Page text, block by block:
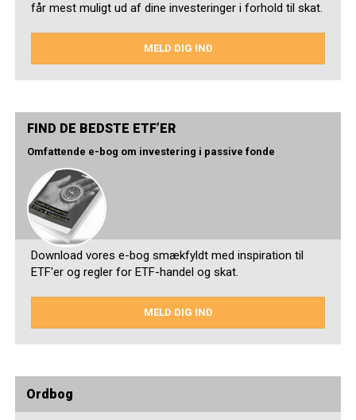
får mest muligt ud af dine investeringer i forhold til skat.
MELD DIG IND
FIND DE BEDSTE ETF’ER
Omfattende e-bog om investering i passive fonde
Download vores e-bog smækfyldt med inspiration til
ETF'er og regler for ETF-handel og skat.
MELD DIG IND
Ordbog